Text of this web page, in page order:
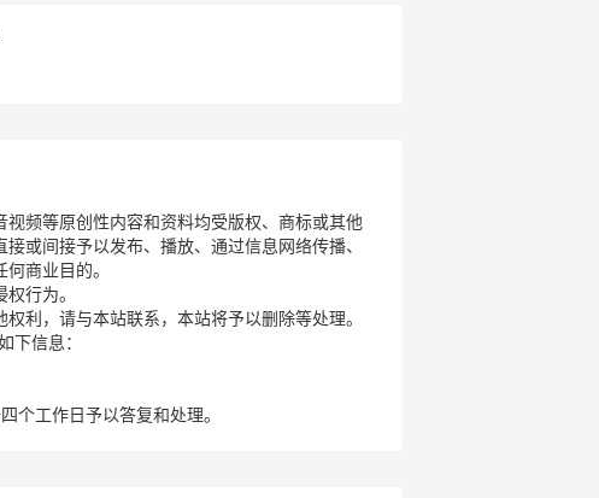
频等原创性内容和资料均受版权、商标或其他
或间接予以发布、播放、通过信息网络传播、
商业目的。
行为。
利，请与本站联系，本站将予以删除等处理。
下信息：
个工作日予以答复和处理。